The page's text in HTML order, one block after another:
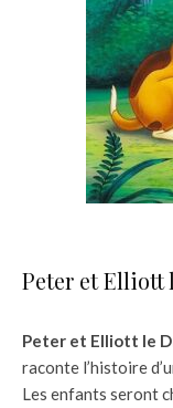
Peter et Elliott
Peter et Elliott le
raconte l’histoire
Les enfants seront